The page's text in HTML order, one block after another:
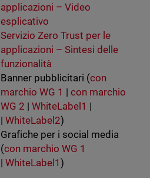
applicazioni – Video
esplicativo
Servizio Zero Trust per le
applicazioni – Sintesi delle
funzionalità
Banner pubblicitari (con
marchio WG 1 | con marchio
WG 2 | WhiteLabel1 |
| WhiteLabel2)
Grafiche per i social media
(con marchio WG 1
| WhiteLabel1 )